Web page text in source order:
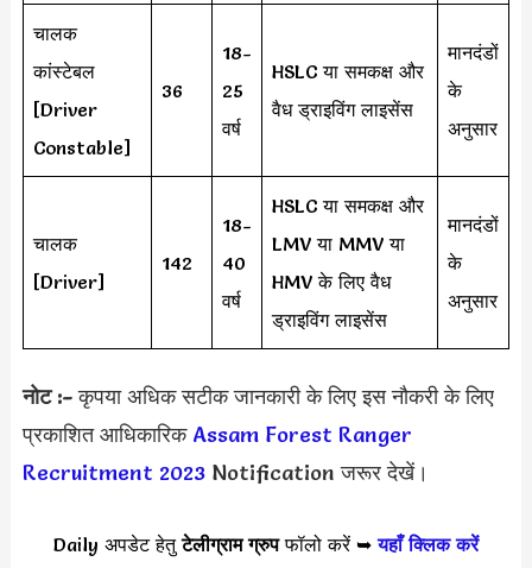
चालक
कांस्टेबल
[Driver
Constable]
36
18-
25
वर्ष
HSLC या समकक्ष और
वैध ड्राइविंग लाइसेंस
मानदंडों
के
अनुसार
चालक
[Driver]
142
18-
40
वर्ष
HSLC या समकक्ष और
LMV या MMV या
HMV के लिए वैध
ड्राइविंग लाइसेंस
मानदंडों
के
अनुसार
नोट :-कृपया अधिक सटीक जानकारी के लिए इस नौकरी के लिए
प्रकाशित आधिकारिकAssam Forest Ranger
Recruitment 2023Notification जरूर देखें।
Daily अपडेट हेतुटेलीग्राम ग्रुपफॉलो करें ➥यहाँ क्लिक करें